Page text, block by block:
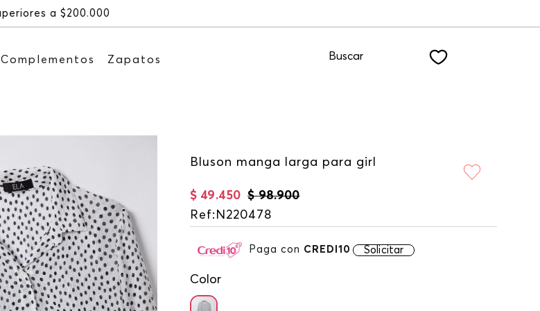
Recibe: 15%OFF suscribiéndote a nuestro NEWSLETTER
Complementos Zapatos Buscar
Bluson manga larga para girl
$ 98.900
$ 49.450
Ref: N220478
Paga con CREDI10 Solicitar
Color